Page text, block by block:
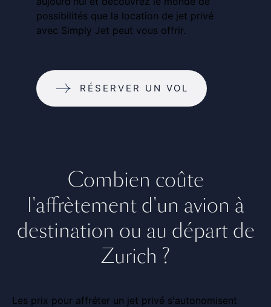
possibilités que la location de jet privé
avec Simply Jet peut vous offrir.
RÉSERVER UN VOL
Combien coûte
l'affrètement d'un avion à
destination ou au départ de
Zurich ?
Les prix pour affréter un jet privé s'autonomisent